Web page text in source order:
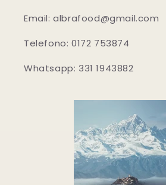
Email: albrafood@gmail.com
Telefono: 0172 753874
Whatsapp: 331 1943882